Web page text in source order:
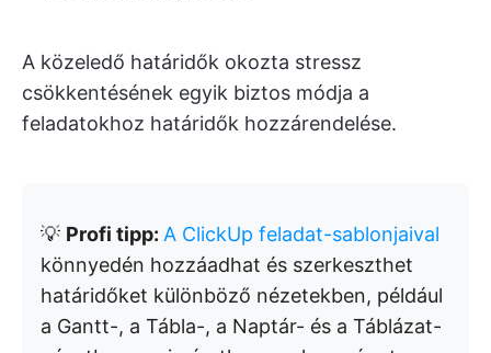
A közeledő határidők okozta stressz
csökkentésének egyik biztos módja a
feladatokhoz határidők hozzárendelése.
💡 Profi tipp: A ClickUp feladat-sablonjaival
könnyedén hozzáadhat és szerkeszthet
határidőket különböző nézetekben, például
a Gantt-, a Tábla-, a Naptár- és a Táblázat-